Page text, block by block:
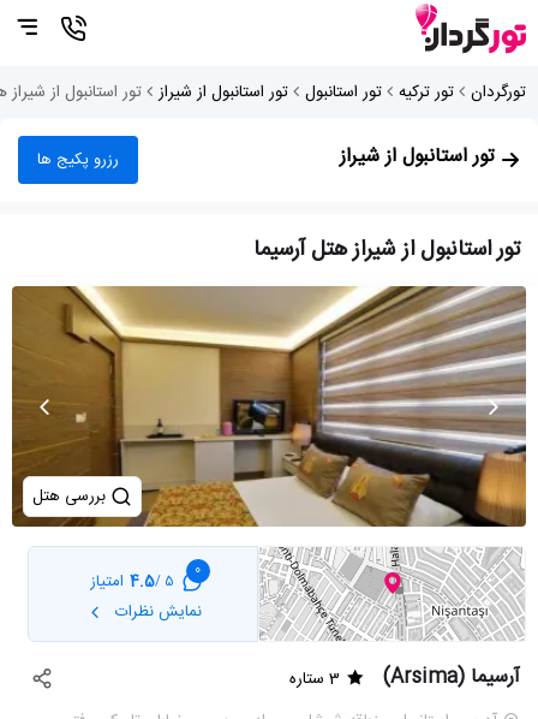
تورگردان تور ترکیه تور استانبول تور استانبول از شیراز تور استانبول از
تور استانبول از شیراز رزرو پکیج ها
تور استانبول از شیراز هتل آرسیما
بررسی هتل
0
5 /
4.5 امتیاز
نمایش نظرات
آرسیما (Arsima)
3 ستاره